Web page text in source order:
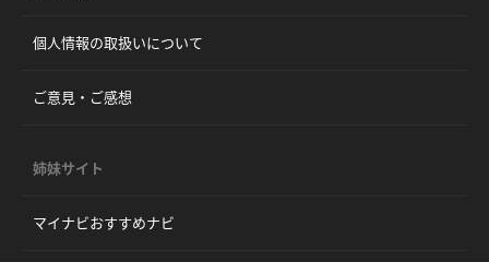
個人情報の取扱いについて
ご意見・ご感想
姉妹サイト
マイナビおすすめナビ